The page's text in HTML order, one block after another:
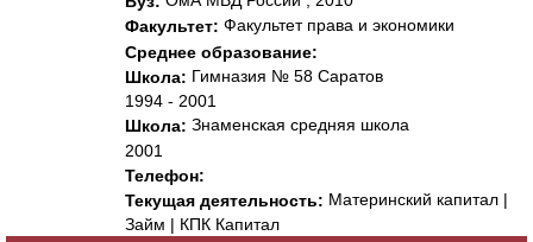
Факультет: Факультет права и экономики
Среднее образование:
Школа: Гимназия № 58 Саратов
1994 - 2001
Школа: Знаменская средняя школа
2001
Телефон:
Текущая деятельность: Материнский капитал |
Займ | КПК Капитал